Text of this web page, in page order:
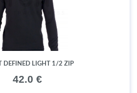
DEFINED LIGHT 1/2 ZIP
42.0 €